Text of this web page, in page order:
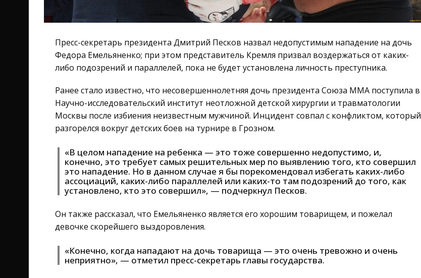
Пресс-секретарь президента Дмитрий Песков назвал недопустимым нападение на дочь
Федора Емельяненко; при этом представитель Кремля призвал воздержаться от каких-
либо подозрений и параллелей, пока не будет установлена личность преступника.
Ранее стало известно, что несовершеннолетняя дочь президента Союза ММА поступила в
Научно-исследовательский институт неотложной детской хирургии и травматологии
Москвы после избиения неизвестным мужчиной. Инцидент совпал с конфликтом, который
разгорелся вокруг детских боев на турнире в Грозном.
«В целом нападение на ребенка — это тоже совершенно недопустимо, и,
конечно, это требует самых решительных мер по выявлению того, кто совершил
это нападение. Но в данном случае я бы порекомендовал избегать каких-либо
ассоциаций, каких-либо параллелей или каких-то там подозрений до того, как
установлено, кто это совершил», — подчеркнул Песков.
Он также рассказал, что Емельяненко является его хорошим товарищем, и пожелал
девочке скорейшего выздоровления.
«Конечно, когда нападают на дочь товарища — это очень тревожно и очень
неприятно», — отметил пресс-секретарь главы государства.